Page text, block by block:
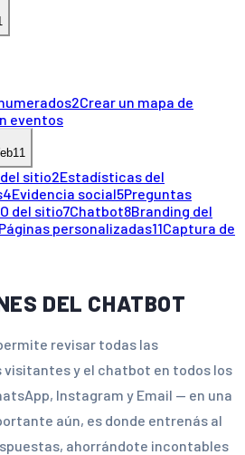
2Crear un mapa de
eventos
11
sitio2Estadísticas del
4Evidencia social5Preguntas
del sitio7Chatbot8Branding del
Páginas personalizadas11Captura de
DEL CHATBOT
revisar todas las
y el chatbot en todos los
Instagram y Email — en una
aún, es donde entrenás al
ahorrándote incontables